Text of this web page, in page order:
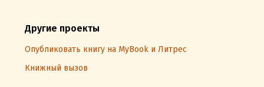
Другие проекты
Опубликовать книгу на MyBook и Литрес
Книжный вызов